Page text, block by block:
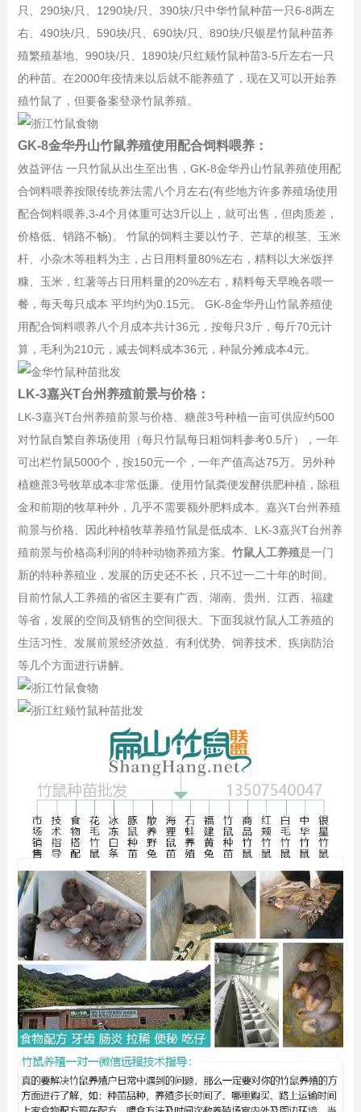
只、290块/只、1290块/只、390块/只中华竹鼠种苗一只6-8两左
右、490块/只、590块/只、690块/只、890块/只银星竹鼠种苗养
殖繁殖基地、990块/只、1890块/只红颊竹鼠种苗3-5斤左右一只
的种苗。在2000年疫情来以后就不能养殖了，现在又可以开始养
殖竹鼠了，但要备案登录竹鼠养殖。
GK-8金华丹山竹鼠养殖使用配合饲料喂养：
效益评估 一只竹鼠从出生至出售， GK-8金华丹山竹鼠养殖使用配
合饲料喂养按限传统养法需八个月左右(有些地方许多养殖场使用
配合饲料喂养,3-4个月体重可达3斤以上，就可出售，但肉质差，
价格低、销路不畅)。 竹鼠的饲料主要以竹子、芒草的根茎、玉米
杆、小杂木等租料为主，占日用料量80%左右，精料以大米饭拌
糠、玉米，红薯等占日用料量的20%左右，精料每天早晚各喂一
餐，每天每只成本 平均约为0.15元。 GK-8金华丹山竹鼠养殖使
用配合饲料喂养八个月成本共计36元，按每只3斤，每斤70元计
算，毛利为210元，减去饲料成本36元，种鼠分摊成本4元。
LK-3嘉兴T台州养殖前景与价格：
LK-3嘉兴T台州养殖前景与价格、 糖蔗3号种植一亩可供应约500
对竹鼠自繁自养场使用（每只竹鼠每日粗饲料参考0.5斤），一年
可出栏竹鼠5000个，按150元一个，一年产值高达75万。另外种
植糖蔗3号牧草成本非常低廉。使用竹鼠粪便发酵供肥种植，除租
金和前期的牧草种外，几乎不需要额外肥料成本。 嘉兴T台州养殖
前景与价格、
因此种植牧草养殖竹鼠是低成本、 LK-3嘉兴T台州养
殖前景与价格高利润的特种动物养殖方案。 竹鼠人工养殖是一门
新的特种养殖业，发展的历史还不长，只不过一二十年的时间。
目前竹鼠人工养殖的省区主要有广西、湖南、贵州、江西、福建
等省，发展的空间及销售的空间很大。下面我就竹鼠人工养殖的
生活习性、发展前景经济效益、有利优势、饲养技术、疾病防治
等几个方面进行讲解。